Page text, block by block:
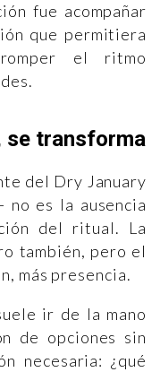
fue acompañar
que permitiera
el ritmo
se transforma
del Dry January
es la ausencia
del ritual. La
también, pero el
más presencia.
ir de la mano
de opciones sin
necesaria: ¿qué